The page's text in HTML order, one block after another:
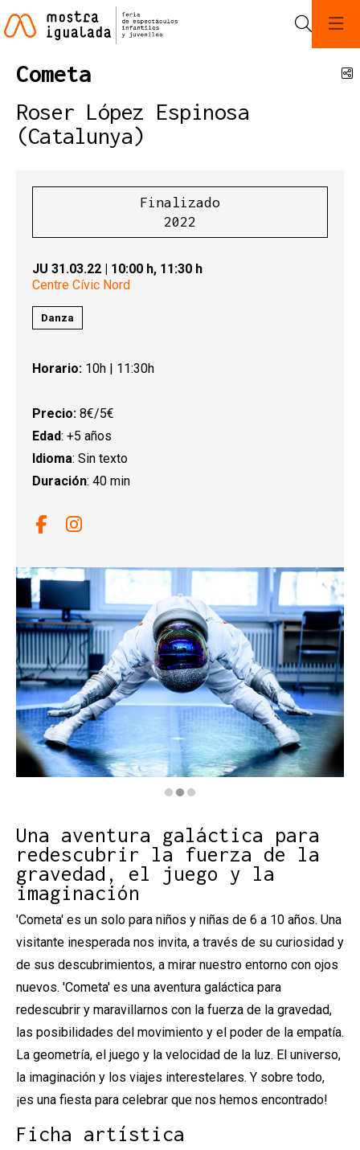
Cometa
Roser López Espinosa
(Catalunya)
Finalizado
2022
JU 31.03.22 | 10:00 h, 11:30 h
Centre Cívic Nord
Danza
Horario: 10h | 11:30h
Precio: 8€/5€
Edad: +5 años
Idioma: Sin texto
Duración: 40 min
Link a facebook
Link a instagram
Una aventura galáctica para
redescubrir la fuerza de la
gravedad, el juego y la
imaginación
'Cometa' es un solo para niños y niñas de 6 a 10 años. Una
visitante inesperada nos invita, a través de su curiosidad y
de sus descubrimientos, a mirar nuestro entorno con ojos
nuevos. 'Cometa' es una aventura galáctica para
redescubrir y maravillarnos con la fuerza de la gravedad,
las posibilidades del movimiento y el poder de la empatía.
La geometría, el juego y la velocidad de la luz. El universo,
la imaginación y los viajes interestelares. Y sobre todo,
¡es una fiesta para celebrar que nos hemos encontrado!
Ficha artística